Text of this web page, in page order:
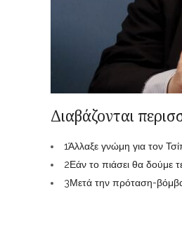
Διαβάζονται
1Άλλαξε γνώμη για τον
2Εάν το πιάσει θα δούμε
3Μετά την πρόταση-